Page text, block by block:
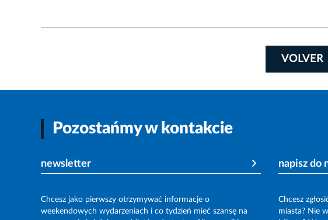
VOLVER
Pozostańmy w kontakcie
newsletter
Chcesz jako pierwszy otrzymywać informacje o
weekendowych wydarzeniach i co tydzień mieć szansę na
napisz do
Chcesz
miasta? Nie